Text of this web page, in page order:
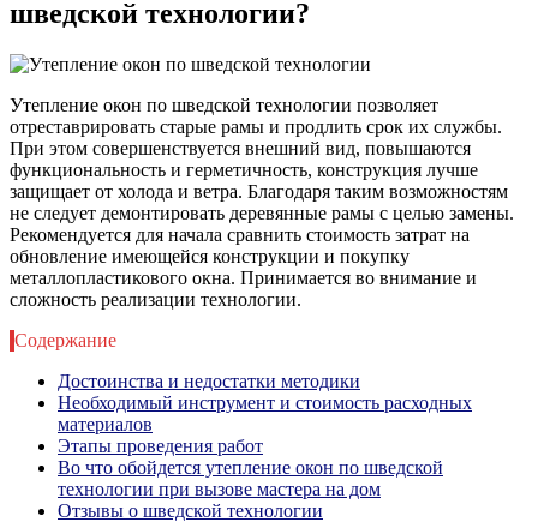
шведской технологии?
Утепление окон по шведской технологии позволяет
отреставрировать старые рамы и продлить срок их службы.
При этом совершенствуется внешний вид, повышаются
функциональность и герметичность, конструкция лучше
защищает от холода и ветра. Благодаря таким возможностям
не следует демонтировать деревянные рамы с целью замены.
Рекомендуется для начала сравнить стоимость затрат на
обновление имеющейся конструкции и покупку
металлопластикового окна. Принимается во внимание и
сложность реализации технологии.
Содержание
Достоинства и недостатки методики
Необходимый инструмент и стоимость расходных
материалов
Этапы проведения работ
Во что обойдется утепление окон по шведской
технологии при вызове мастера на дом
Отзывы о шведской технологии